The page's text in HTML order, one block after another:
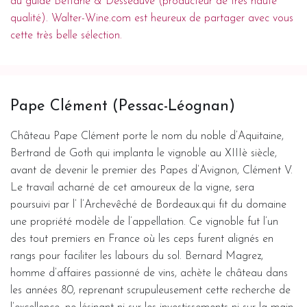
qualité). Walter-Wine.com est heureux de partager avec vous
cette très belle sélection.
Pape Clément (Pessac-Léognan)
Château Pape Clément porte le nom du noble d’Aquitaine,
Bertrand de Goth qui implanta le vignoble au XIIIè siècle,
avant de devenir le premier des Papes d’Avignon, Clément V.
Le travail acharné de cet amoureux de la vigne, sera
poursuivi par l’ l’Archevêché de Bordeaux.qui fit du domaine
une propriété modèle de l’appellation. Ce vignoble fut l’un
des tout premiers en France où les ceps furent alignés en
rangs pour faciliter les labours du sol. Bernard Magrez,
homme d’affaires passionné de vins, achète le château dans
les années 80, reprenant scrupuleusement cette recherche de